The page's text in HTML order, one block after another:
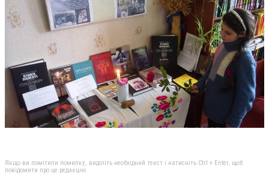
Якщо ви помітили помилку, виділіть необхідний текст і натисніть Ctrl + Enter, щоб
повідомити про це редакцію